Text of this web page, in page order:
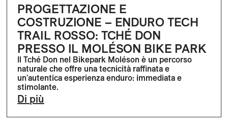
PROGETTAZIONE E
COSTRUZIONE – ENDURO TECH
TRAIL ROSSO: TCHÉ DON
PRESSO IL MOLÉSON BIKE PARK
Il Tché Don nel Bikepark Moléson è un percorso
naturale che offre una tecnicità raffinata e
un'autentica esperienza enduro: immediata e
stimolante.
Di più